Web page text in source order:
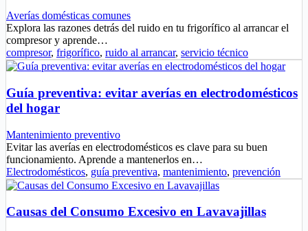
Averías domésticas comunes
Explora las razones detrás del ruido en tu frigorífico al arrancar el
compresor y aprende…
compresor, frigorífico, ruido al arrancar, servicio técnico
Guía preventiva: evitar averías en electrodomésticos
del hogar
Mantenimiento preventivo
Evitar las averías en electrodomésticos es clave para su buen
funcionamiento. Aprende a mantenerlos en…
Electrodomésticos, guía preventiva, mantenimiento, prevención
Causas del Consumo Excesivo en Lavavajillas